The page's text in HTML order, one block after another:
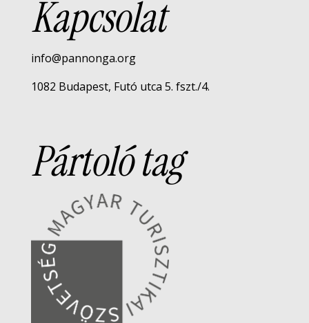
Kapcsolat
info@pannonga.org
1082 Budapest, Futó utca 5. fszt./4.
Pártoló tag